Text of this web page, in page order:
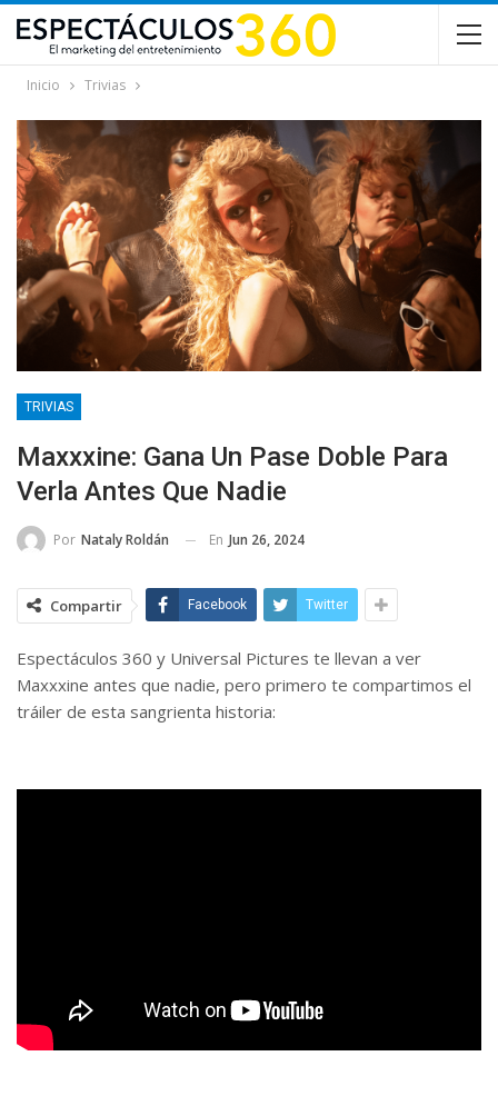
Inicio Trivias
TRIVIAS
Maxxxine: Gana Un Pase Doble Para
Verla Antes Que Nadie
Por Nataly Roldán En Jun 26, 2024
Compartir Facebook Twitter
Espectáculos 360 y Universal Pictures te llevan a ver
Maxxxine antes que nadie, pero primero te compartimos el
tráiler de esta sangrienta historia: